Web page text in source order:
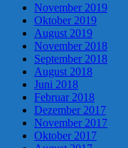
November 2019
Oktober 2019
August 2019
November 2018
September 2018
August 2018
Juni 2018
Februar 2018
Dezember 2017
November 2017
Oktober 2017